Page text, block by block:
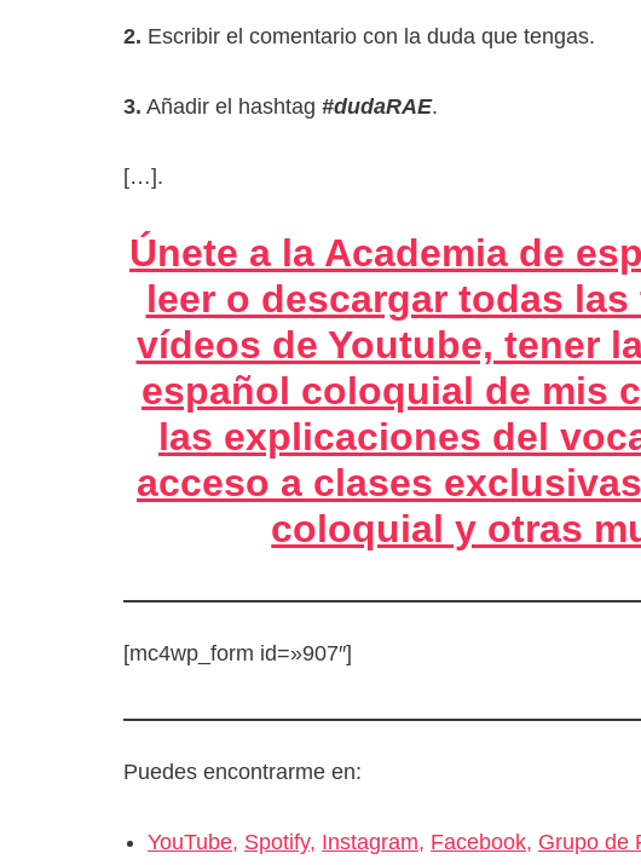
2. Escribir el comentario con la duda que tengas.
3. Añadir el hashtag #dudaRAE.
[…].
Únete a la Academia de
leer o descargar todas
vídeos de Youtube, tener
español coloquial de mis
las explicaciones del
acceso a clases
coloquial y otras
[mc4wp_form id=»907″]
Puedes encontrarme en:
YouTube, Spotify, Instagram, Facebook, Grupo de